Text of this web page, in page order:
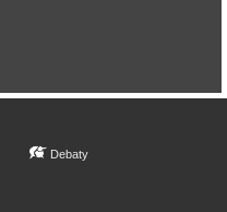
Debaty